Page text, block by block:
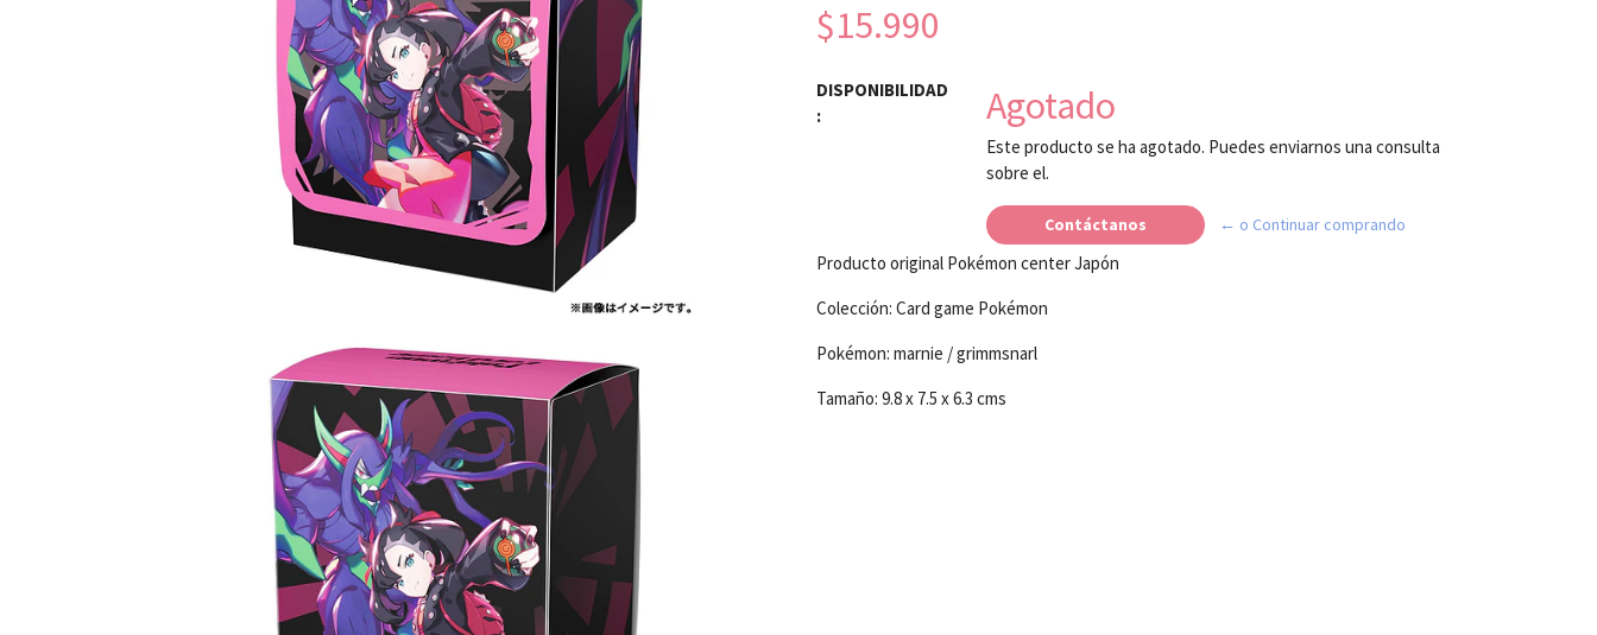
$15.990
DISPONIBILIDAD
:
Agotado
Este producto se ha agotado. Puedes enviarnos una consulta
sobre el.
Contáctanos ← o Continuar comprando
Producto original Pokémon center Japón
Colección: Card game Pokémon
Pokémon: marnie / grimmsnarl
Tamaño: 9.8 x 7.5 x 6.3 cms